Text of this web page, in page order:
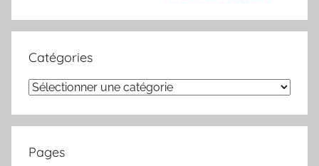
Catégories
Catégories
Pages